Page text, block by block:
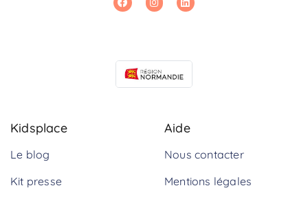
Kidsplace
Le blog
Kit presse
Aide
Nous contacter
Mentions légales